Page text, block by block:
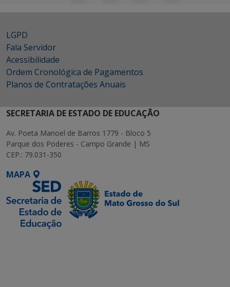
LGPD
Fala Servidor
Acessibilidade
Ordem Cronológica de Pagamentos
Planos de Contratações Anuais
SECRETARIA DE ESTADO DE EDUCAÇÃO
Av. Poeta Manoel de Barros 1779 - Bloco 5
Parque dos Poderes - Campo Grande | MS
CEP.: 79.031-350
MAPA